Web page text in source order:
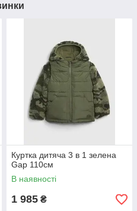
Куртка дитяча 3 в 1 зелена
Gap 110см
В наявності
1 985 ₴